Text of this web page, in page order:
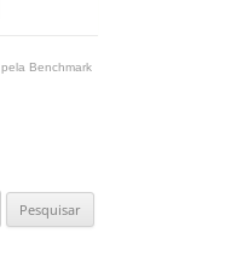
pela Benchmark